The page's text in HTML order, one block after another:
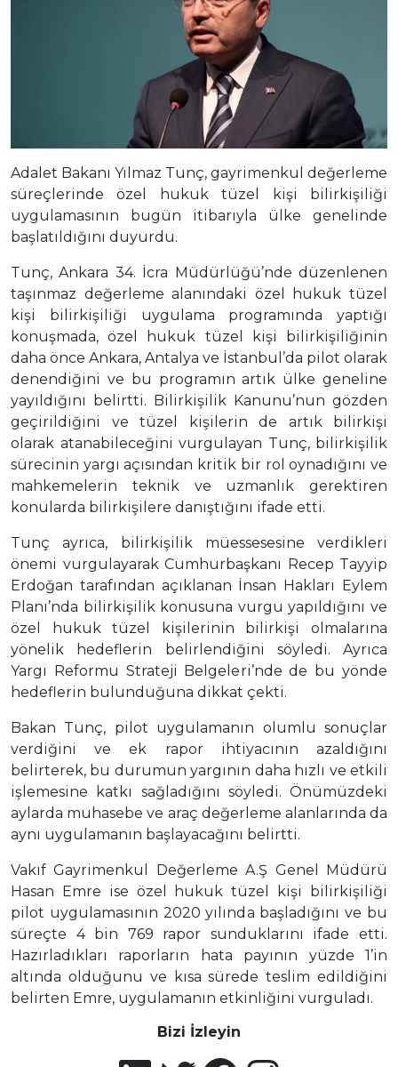
Adalet Bakanı Yılmaz Tunç, gayrimenkul değerleme
süreçlerinde özel hukuk tüzel kişi bilirkişiliği
uygulamasının bugün itibarıyla ülke genelinde
başlatıldığını duyurdu.
Tunç, Ankara 34. İcra Müdürlüğü’nde düzenlenen
taşınmaz değerleme alanındaki özel hukuk tüzel
kişi bilirkişiliği uygulama programında yaptığı
konuşmada, özel hukuk tüzel kişi bilirkişiliğinin
daha önce Ankara, Antalya ve İstanbul’da pilot olarak
denendiğini ve bu programın artık ülke geneline
yayıldığını belirtti. Bilirkişilik Kanunu’nun gözden
geçirildiğini ve tüzel kişilerin de artık bilirkişi
olarak atanabileceğini vurgulayan Tunç, bilirkişilik
sürecinin yargı açısından kritik bir rol oynadığını ve
mahkemelerin teknik ve uzmanlık gerektiren
konularda bilirkişilere danıştığını ifade etti.
Tunç ayrıca, bilirkişilik müessesesine verdikleri
önemi vurgulayarak Cumhurbaşkanı Recep Tayyip
Erdoğan tarafından açıklanan İnsan Hakları Eylem
Planı’nda bilirkişilik konusuna vurgu yapıldığını ve
özel hukuk tüzel kişilerinin bilirkişi olmalarına
yönelik hedeflerin belirlendiğini söyledi. Ayrıca
Yargı Reformu Strateji Belgeleri’nde de bu yönde
hedeflerin bulunduğuna dikkat çekti.
Bakan Tunç, pilot uygulamanın olumlu sonuçlar
verdiğini ve ek rapor ihtiyacının azaldığını
belirterek, bu durumun yargının daha hızlı ve etkili
işlemesine katkı sağladığını söyledi. Önümüzdeki
aylarda muhasebe ve araç değerleme alanlarında da
aynı uygulamanın başlayacağını belirtti.
Vakıf Gayrimenkul Değerleme A.Ş Genel Müdürü
Hasan Emre ise özel hukuk tüzel kişi bilirkişiliği
pilot uygulamasının 2020 yılında başladığını ve bu
süreçte 4 bin 769 rapor sunduklarını ifade etti.
Hazırladıkları raporların hata payının yüzde 1’in
altında olduğunu ve kısa sürede teslim edildiğini
belirten Emre, uygulamanın etkinliğini vurguladı.
Bizi İzleyin